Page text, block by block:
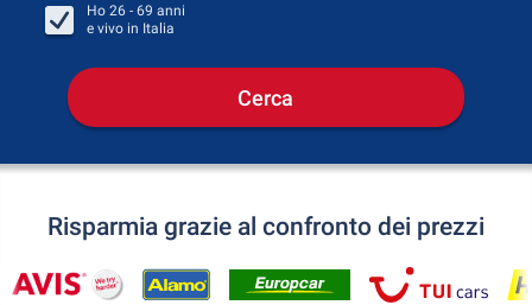
Ho 26 - 69 anni
e vivo in Italia
Cerca
Risparmia grazie al confronto dei prezzi